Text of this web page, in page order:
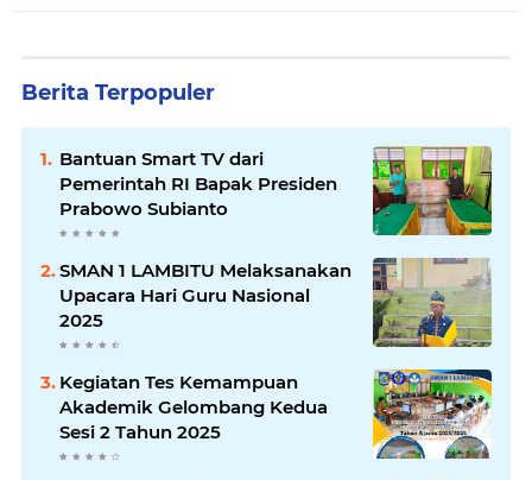
Berita Terpopuler
Bantuan Smart TV dari
Pemerintah RI Bapak Presiden
Prabowo Subianto
SMAN 1 LAMBITU Melaksanakan
Upacara Hari Guru Nasional
2025
Kegiatan Tes Kemampuan
Akademik Gelombang Kedua
Sesi 2 Tahun 2025